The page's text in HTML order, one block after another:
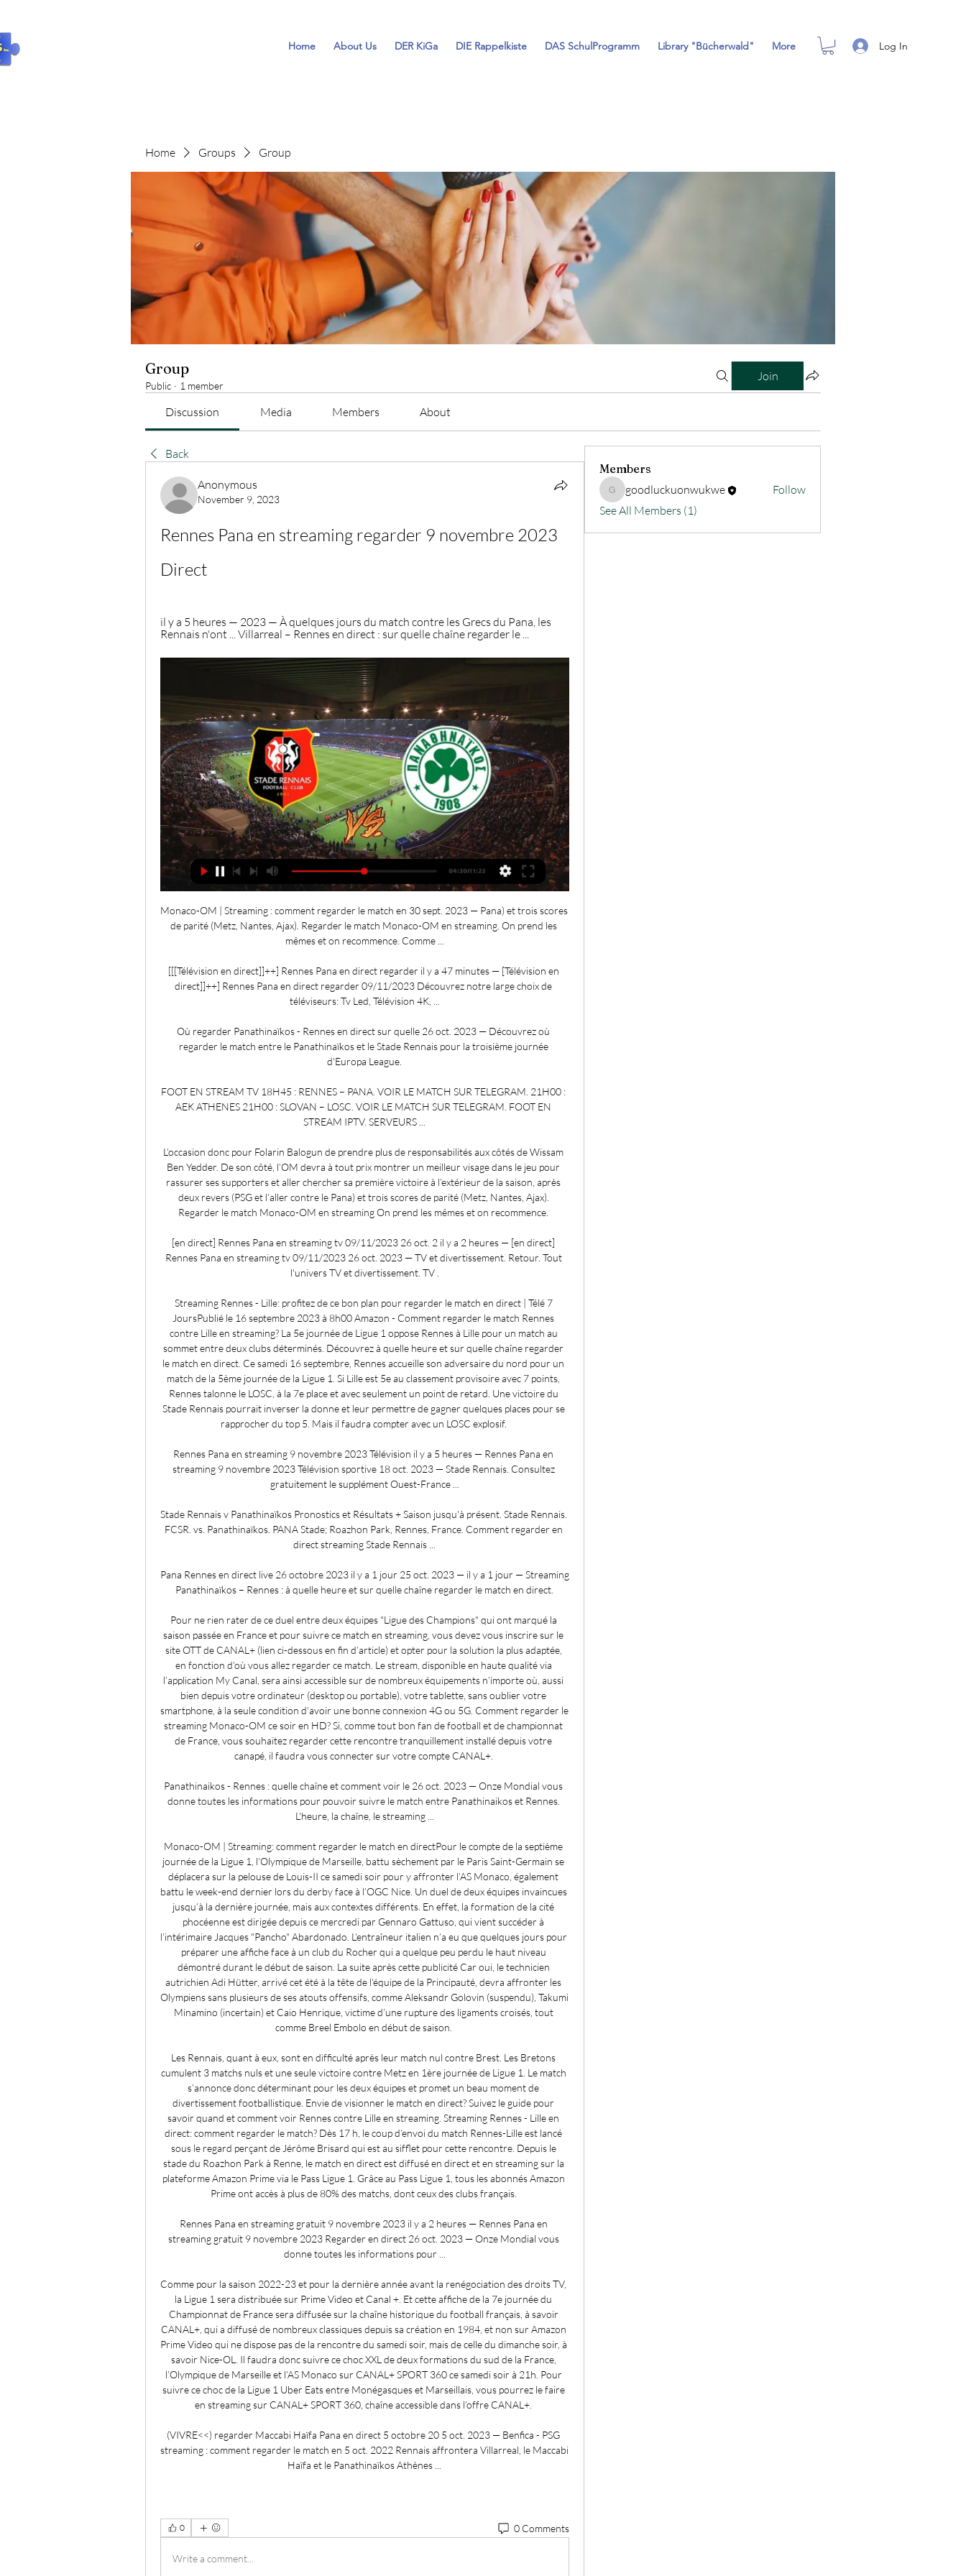
Home About Us DER KiGa DIE Rappelkiste DAS SchulProgramm Library "Bücherwald" More Log In
Home Groups Group
Group
Public · 1 member
Join
Discussion Media Members About
Back
Anonymous
November 9, 2023
Rennes Pana en streaming regarder 9 novembre 2023
Direct
il y a 5 heures — 2023 — À quelques jours du match contre les Grecs du Pana, les
Rennais n'ont ... Villarreal – Rennes en direct : sur quelle chaîne regarder le ...
Monaco-OM | Streaming : comment regarder le match en 30 sept. 2023 — Pana) et trois scores
de parité (Metz, Nantes, Ajax). Regarder le match Monaco-OM en streaming. On prend les
mêmes et on recommence. Comme ...
[[[Télévision en direct]]++] Rennes Pana en direct regarder il y a 47 minutes — [Télévision en
direct]]++] Rennes Pana en direct regarder 09/11/2023 Découvrez notre large choix de
téléviseurs: Tv Led, Télévision 4K, ...
Où regarder Panathinaïkos - Rennes en direct sur quelle 26 oct. 2023 — Découvrez où
regarder le match entre le Panathinaïkos et le Stade Rennais pour la troisième journée
d'Europa League.
FOOT EN STREAM TV 18H45 : RENNES – PANA. VOIR LE MATCH SUR TELEGRAM. 21H00 :
AEK ATHENES 21H00 : SLOVAN – LOSC. VOIR LE MATCH SUR TELEGRAM. FOOT EN
STREAM IPTV. SERVEURS ...
L’occasion donc pour Folarin Balogun de prendre plus de responsabilités aux côtés de Wissam
Ben Yedder. De son côté, l’OM devra à tout prix montrer un meilleur visage dans le jeu pour
rassurer ses supporters et aller chercher sa première victoire à l’extérieur de la saison, après
deux revers (PSG et l’aller contre le Pana) et trois scores de parité (Metz, Nantes, Ajax).
Regarder le match Monaco-OM en streaming On prend les mêmes et on recommence.
[en direct] Rennes Pana en streaming tv 09/11/2023 26 oct. 2 il y a 2 heures — [en direct]
Rennes Pana en streaming tv 09/11/2023 26 oct. 2023 — TV et divertissement. Retour. Tout
l'univers TV et divertissement. TV .
Streaming Rennes - Lille: profitez de ce bon plan pour regarder le match en direct | Télé 7
JoursPublié le 16 septembre 2023 à 8h00 Amazon - Comment regarder le match Rennes
contre Lille en streaming? La 5e journée de Ligue 1 oppose Rennes à Lille pour un match au
sommet entre deux clubs déterminés. Découvrez à quelle heure et sur quelle chaîne regarder
le match en direct. Ce samedi 16 septembre, Rennes accueille son adversaire du nord pour un
match de la 5ème journée de la Ligue 1. Si Lille est 5e au classement provisoire avec 7 points,
Rennes talonne le LOSC, à la 7e place et avec seulement un point de retard. Une victoire du
Stade Rennais pourrait inverser la donne et leur permettre de gagner quelques places pour se
rapprocher du top 5. Mais il faudra compter avec un LOSC explosif.
Rennes Pana en streaming 9 novembre 2023 Télévision il y a 5 heures — Rennes Pana en
streaming 9 novembre 2023 Télévision sportive 18 oct. 2023 — Stade Rennais. Consultez
gratuitement le supplément Ouest-France ...
Stade Rennais v Panathinaïkos Pronostics et Résultats + Saison jusqu'à présent. Stade Rennais.
FCSR. vs. Panathinaïkos. PANA Stade; Roazhon Park, Rennes, France. Comment regarder en
direct streaming Stade Rennais ...
Pana Rennes en direct live 26 octobre 2023 il y a 1 jour 25 oct. 2023 — il y a 1 jour — Streaming
Panathinaïkos – Rennes : à quelle heure et sur quelle chaîne regarder le match en direct.
Pour ne rien rater de ce duel entre deux équipes "Ligue des Champions" qui ont marqué la
saison passée en France et pour suivre ce match en streaming, vous devez vous inscrire sur le
site OTT de CANAL+ (lien ci-dessous en fin d’article) et opter pour la solution la plus adaptée,
en fonction d’où vous allez regarder ce match. Le stream, disponible en haute qualité via
l’application My Canal, sera ainsi accessible sur de nombreux équipements n’importe où, aussi
bien depuis votre ordinateur (desktop ou portable), votre tablette, sans oublier votre
smartphone, à la seule condition d’avoir une bonne connexion 4G ou 5G. Comment regarder le
streaming Monaco-OM ce soir en HD? Si, comme tout bon fan de football et de championnat
de France, vous souhaitez regarder cette rencontre tranquillement installé depuis votre
canapé, il faudra vous connecter sur votre compte CANAL+.
Panathinaikos - Rennes : quelle chaîne et comment voir le 26 oct. 2023 — Onze Mondial vous
donne toutes les informations pour pouvoir suivre le match entre Panathinaikos et Rennes.
L'heure, la chaîne, le streaming ...
Monaco-OM | Streaming: comment regarder le match en directPour le compte de la septième
journée de la Ligue 1, l’Olympique de Marseille, battu sèchement par le Paris Saint-Germain se
déplacera sur la pelouse de Louis-II ce samedi soir pour y affronter l’AS Monaco, également
battu le week-end dernier lors du derby face à l’OGC Nice. Un duel de deux équipes invaincues
jusqu’à la dernière journée, mais aux contextes différents. En effet, la formation de la cité
phocéenne est dirigée depuis ce mercredi par Gennaro Gattuso, qui vient succéder à
l’intérimaire Jacques "Pancho" Abardonado. L’entraîneur italien n’a eu que quelques jours pour
préparer une affiche face à un club du Rocher qui a quelque peu perdu le haut niveau
démontré durant le début de saison. La suite après cette publicité Car oui, le technicien
autrichien Adi Hütter, arrivé cet été à la tête de l’équipe de la Principauté, devra affronter les
Olympiens sans plusieurs de ses atouts offensifs, comme Aleksandr Golovin (suspendu), Takumi
Minamino (incertain) et Caio Henrique, victime d’une rupture des ligaments croisés, tout
comme Breel Embolo en début de saison.
Les Rennais, quant à eux, sont en difficulté après leur match nul contre Brest. Les Bretons
cumulent 3 matchs nuls et une seule victoire contre Metz en 1ère journée de Ligue 1. Le match
s’annonce donc déterminant pour les deux équipes et promet un beau moment de
divertissement footballistique. Envie de visionner le match en direct? Suivez le guide pour
savoir quand et comment voir Rennes contre Lille en streaming. Streaming Rennes - Lille en
direct: comment regarder le match? Dès 17 h, le coup d’envoi du match Rennes-Lille est lancé
sous le regard perçant de Jérôme Brisard qui est au sifflet pour cette rencontre. Depuis le
stade du Roazhon Park à Renne, le match en direct est diffusé en direct et en streaming sur la
plateforme Amazon Prime via le Pass Ligue 1. Grâce au Pass Ligue 1, tous les abonnés Amazon
Prime ont accès à plus de 80% des matchs, dont ceux des clubs français.
Rennes Pana en streaming gratuit 9 novembre 2023 il y a 2 heures — Rennes Pana en
streaming gratuit 9 novembre 2023 Regarder en direct 26 oct. 2023 — Onze Mondial vous
donne toutes les informations pour ...
Comme pour la saison 2022-23 et pour la dernière année avant la renégociation des droits TV,
la Ligue 1 sera distribuée sur Prime Video et Canal +. Et cette affiche de la 7e journée du
Championnat de France sera diffusée sur la chaîne historique du football français, à savoir
CANAL+, qui a diffusé de nombreux classiques depuis sa création en 1984, et non sur Amazon
Prime Video qui ne dispose pas de la rencontre du samedi soir, mais de celle du dimanche soir, à
savoir Nice-OL. Il faudra donc suivre ce choc XXL de deux formations du sud de la France,
l’Olympique de Marseille et l’AS Monaco sur CANAL+ SPORT 360 ce samedi soir à 21h. Pour
suivre ce choc de la Ligue 1 Uber Eats entre Monégasques et Marseillais, vous pourrez le faire
en streaming sur CANAL+ SPORT 360, chaîne accessible dans l’offre CANAL+.
(VIVRE<<) regarder Maccabi Haïfa Pana en direct 5 octobre 20 5 oct. 2023 — Benfica - PSG
streaming : comment regarder le match en 5 oct. 2022 Rennais affrontera Villarreal, le Maccabi
Haïfa et le Panathinaïkos Athènes ...
0 0 Comments
Write a comment...
Members
goodluckuonwukwe
goodluckuonwukwe
Follow
See All Members (1)